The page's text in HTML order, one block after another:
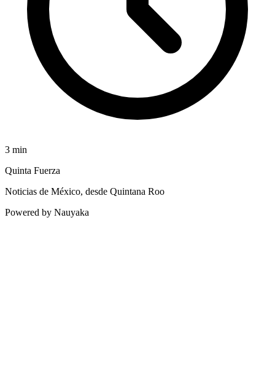
3 min
Quinta Fuerza
Noticias de México, desde Quintana Roo
Powered by Nauyaka